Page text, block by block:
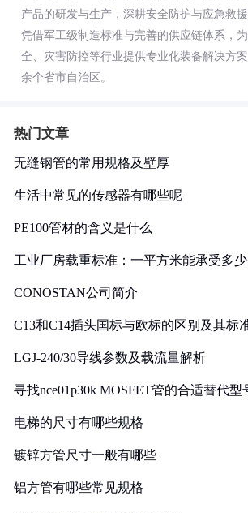
产品的研发与生产，深耕安全防护与应急救
凭借军工级制造标准与完善的供应链体系，
全、灾害防控等行业提供专业化装备解决方
余个省市自治区。
热门文章
无缝钢管的常用规格及壁厚
生活中常见的传感器有哪些呢
PE100管材的含义是什么
工业厂房载重标准：一平方米能承受多
CONOSTAN公司简介
C13和C14插头国标与欧标的区别及其标
LGJ-240/30导线参数及载流量解析
寻找nce01p30k MOSFET管的合适替代型
电梯的尺寸有哪些规格
镀锌方管尺寸一般有哪些
铝方管有哪些常见规格